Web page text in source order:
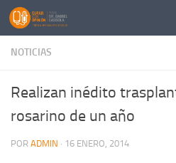
Saltar al contenido
NOTICIAS
Realizan inédito
rosarino de un año
POR ADMIN · 16 ENERO, 2014